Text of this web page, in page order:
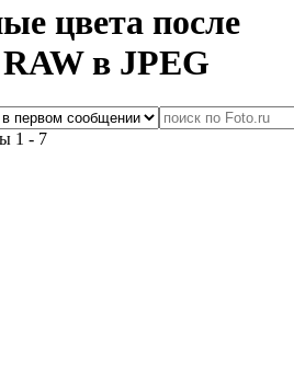
цвета после
в JPEG
1 - 7